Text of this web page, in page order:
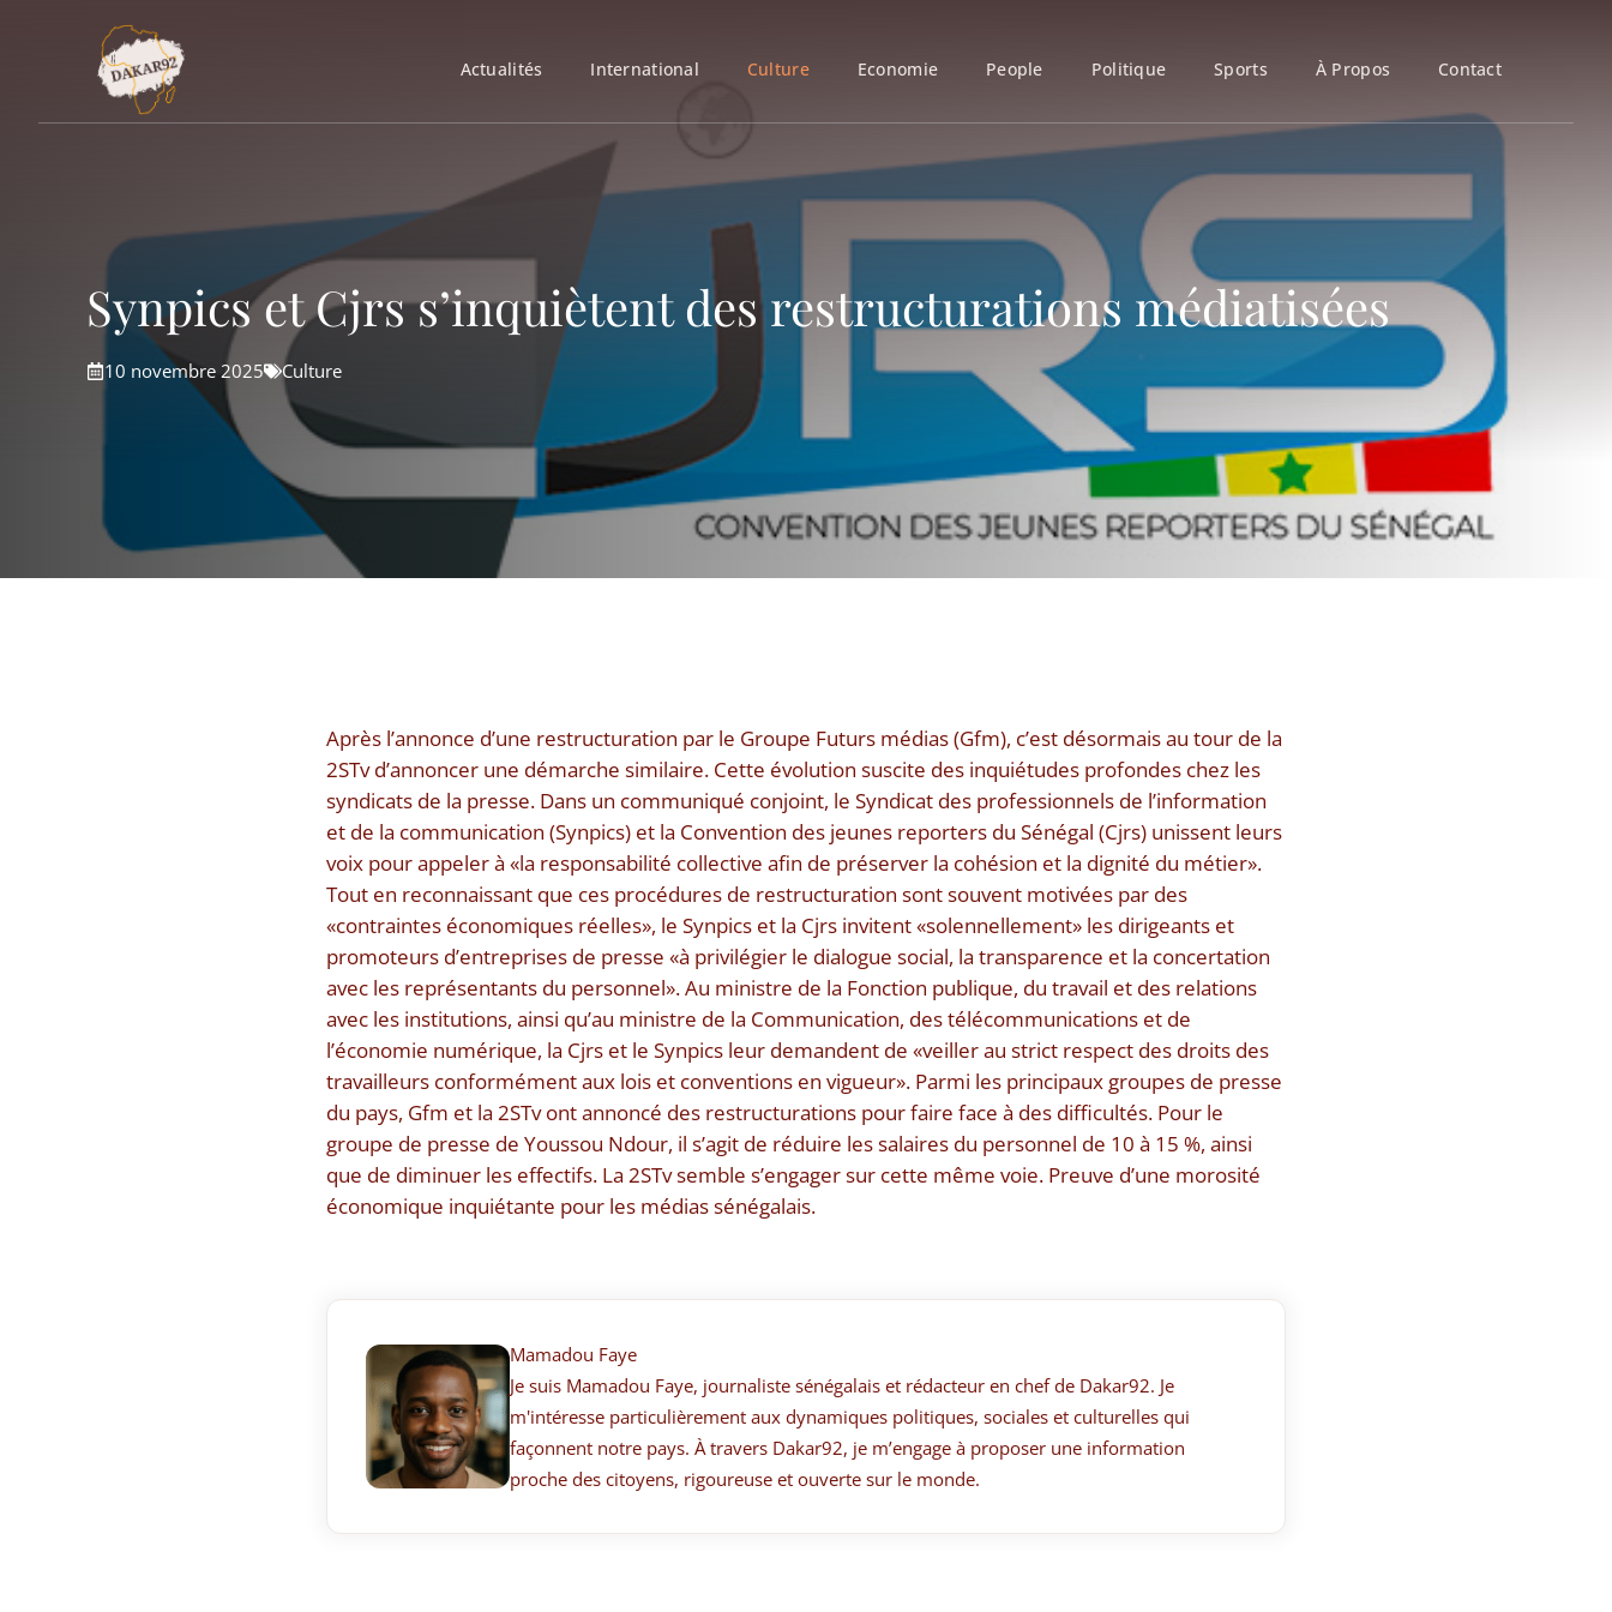
Actualités International Culture Economie People Politique Sports À Propos Contact
Synpics et Cjrs s’inquiètent des restructurations médiatisées
10 novembre 2025 Culture
Après l’annonce d’une restructuration par le Groupe Futurs médias (Gfm), c’est désormais au tour de la
2STv d’annoncer une démarche similaire. Cette évolution suscite des inquiétudes profondes chez les
syndicats de la presse. Dans un communiqué conjoint, le Syndicat des professionnels de l’information
et de la communication (Synpics) et la Convention des jeunes reporters du Sénégal (Cjrs) unissent leurs
voix pour appeler à «la responsabilité collective afin de préserver la cohésion et la dignité du métier».
Tout en reconnaissant que ces procédures de restructuration sont souvent motivées par des
«contraintes économiques réelles», le Synpics et la Cjrs invitent «solennellement» les dirigeants et
promoteurs d’entreprises de presse «à privilégier le dialogue social, la transparence et la concertation
avec les représentants du personnel». Au ministre de la Fonction publique, du travail et des relations
avec les institutions, ainsi qu’au ministre de la Communication, des télécommunications et de
l’économie numérique, la Cjrs et le Synpics leur demandent de «veiller au strict respect des droits des
travailleurs conformément aux lois et conventions en vigueur». Parmi les principaux groupes de presse
du pays, Gfm et la 2STv ont annoncé des restructurations pour faire face à des difficultés. Pour le
groupe de presse de Youssou Ndour, il s’agit de réduire les salaires du personnel de 10 à 15 %, ainsi
que de diminuer les effectifs. La 2STv semble s’engager sur cette même voie. Preuve d’une morosité
économique inquiétante pour les médias sénégalais.
Mamadou Faye
Je suis Mamadou Faye, journaliste sénégalais et rédacteur en chef de Dakar92. Je
m'intéresse particulièrement aux dynamiques politiques, sociales et culturelles qui
façonnent notre pays. À travers Dakar92, je m’engage à proposer une information
proche des citoyens, rigoureuse et ouverte sur le monde.